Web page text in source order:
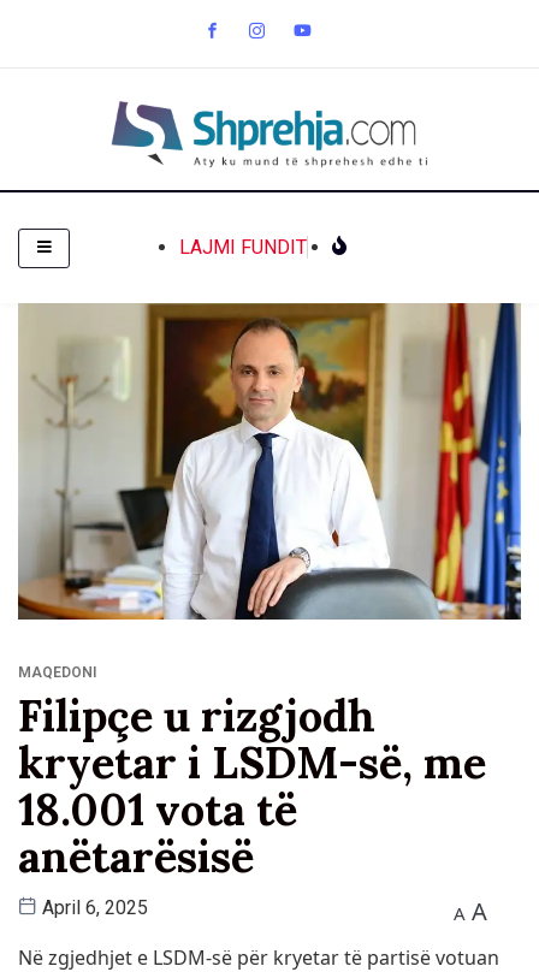
LAJMI FUNDIT
MAQEDONI
Filipçe u rizgjodh
kryetar i LSDM-së, me
18.001 vota të
anëtarësisë
April 6, 2025 A A
Në zgjedhjet e LSDM-së për kryetar të partisë votuan